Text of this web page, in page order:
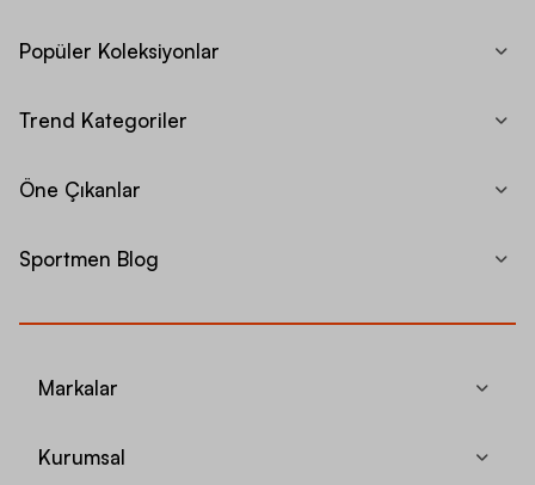
Popüler Koleksiyonlar
Trend Kategoriler
Öne Çıkanlar
Sportmen Blog
Markalar
Kurumsal